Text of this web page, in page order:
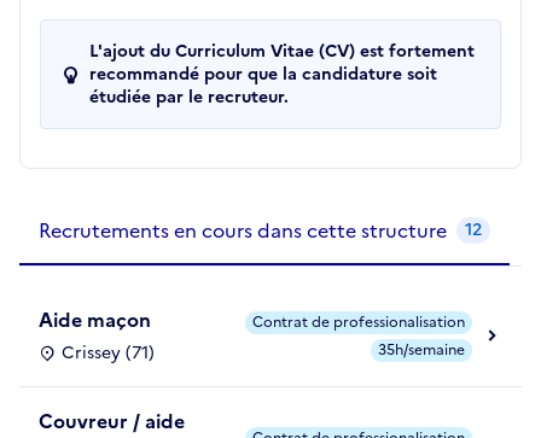
L'ajout du Curriculum Vitae (CV) est fortement
recommandé pour que la candidature soit
étudiée par le recruteur.
Recrutements en cours dans cette structure 12
Aide maçon
Crissey (71)
Contrat de professionalisation
35h/semaine
Couvreur / aide